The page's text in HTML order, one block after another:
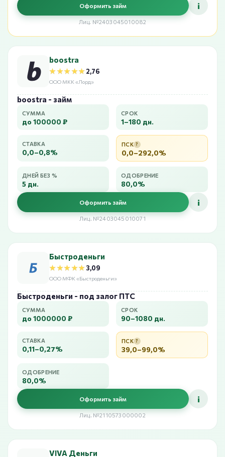
Оформить займ i
Лиц. №2403045010082
boostra
★★★★★
★★★★★2,76
ООО МКК «Лорд»
boostra - займ
СУММА
до 100000 ₽
СРОК
1–180 дн.
СТАВКА
0,0–0,8%
ПСК ?
0,0–292,0%
ДНЕЙ БЕЗ %
5 дн.
ОДОБРЕНИЕ
80,0%
Оформить займ i
Лиц. №2403045010071
Быстроденьги
★★★★★
★★★★★3,09
ООО МФК «Быстроденьги»
Быстроденьги - под залог ПТС
СУММА
до 1000000 ₽
СРОК
90–1080 дн.
СТАВКА
0,11–0,27%
ПСК ?
39,0–99,0%
ОДОБРЕНИЕ
80,0%
Оформить займ i
Лиц. №2110573000002
VIVA Деньги